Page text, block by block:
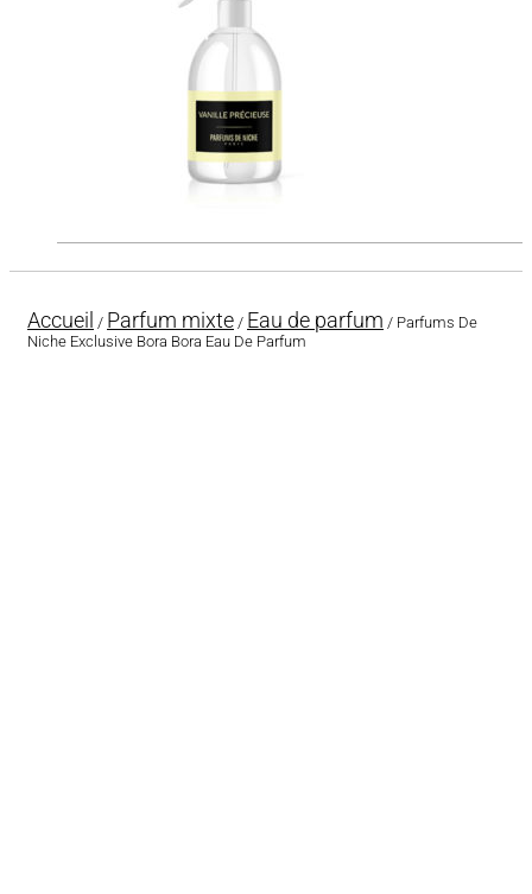
Accueil / Parfum mixte / Eau de parfum / Parfums De
Niche Exclusive Bora Bora Eau De Parfum